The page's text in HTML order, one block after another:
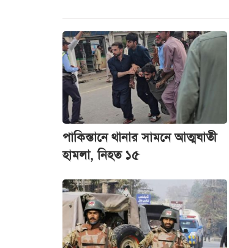
পাকিস্তানে থানার সামনে আত্মঘাতী
হামলা, নিহত ১৫